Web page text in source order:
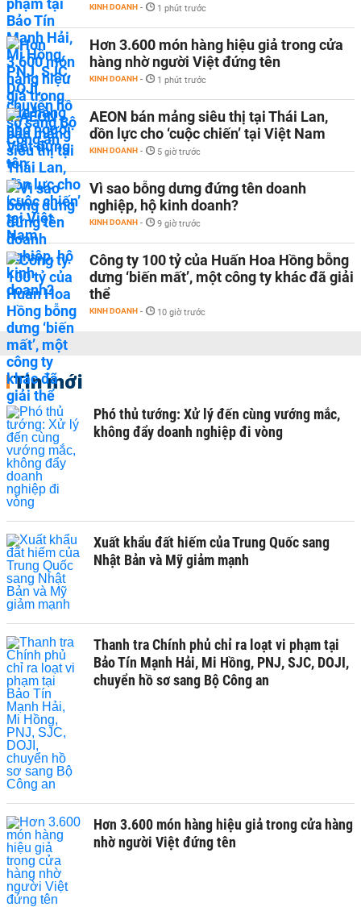
KINH DOANH - 1 phút trước
Hơn 3.600 món hàng hiệu giả trong cửa
hàng nhờ người Việt đứng tên
KINH DOANH - 1 phút trước
AEON bán mảng siêu thị tại Thái Lan,
dồn lực cho ‘cuộc chiến’ tại Việt Nam
KINH DOANH - 5 giờ trước
Vì sao bỗng dưng đứng tên doanh
nghiệp, hộ kinh doanh?
KINH DOANH - 9 giờ trước
Công ty 100 tỷ của Huấn Hoa Hồng bỗng
dưng ‘biến mất’, một công ty khác đã giải
thể
KINH DOANH - 10 giờ trước
Tin mới
Phó thủ tướng: Xử lý đến cùng vướng mắc,
không đẩy doanh nghiệp đi vòng
Xuất khẩu đất hiếm của Trung Quốc sang
Nhật Bản và Mỹ giảm mạnh
Thanh tra Chính phủ chỉ ra loạt vi phạm tại
Bảo Tín Mạnh Hải, Mi Hồng, PNJ, SJC, DOJI,
chuyển hồ sơ sang Bộ Công an
Hơn 3.600 món hàng hiệu giả trong cửa hàng
nhờ người Việt đứng tên